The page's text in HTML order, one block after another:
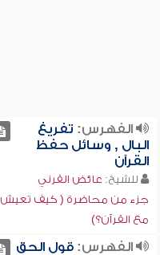
الفهرس: تفريغ
البال , وسائل حفظ
القرآن
للشيخ: عائض القرني
جزء من محاضرة ( كيف تعيش
مع القرآن؟)
الفهرس:قول الحق